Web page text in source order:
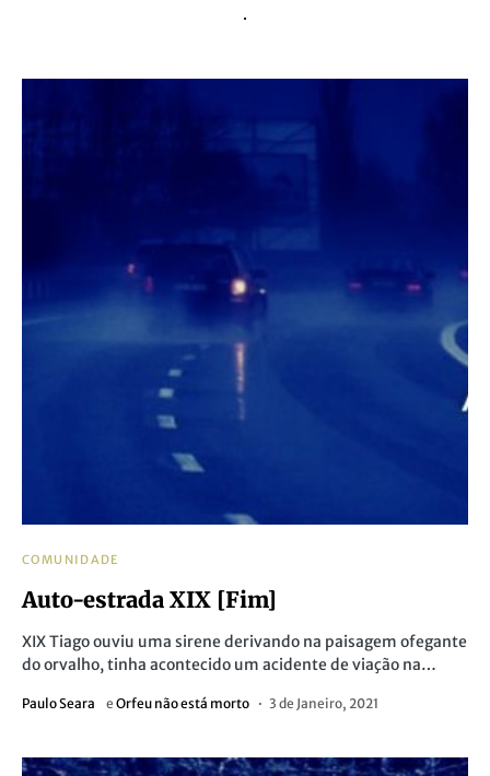
.
COMUNIDADE
Auto-estrada XIX [Fim]
XIX Tiago ouviu uma sirene derivando na paisagem ofegante
do orvalho, tinha acontecido um acidente de viação na…
Paulo Seara e Orfeu não está morto 3 de Janeiro, 2021